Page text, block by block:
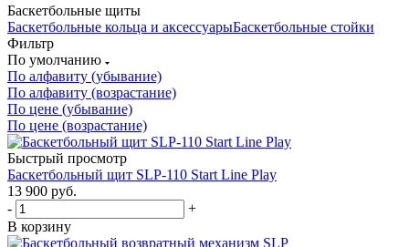
Баскетбольные щиты
Баскетбольные кольца и аксессуарыБаскетбольные стойки
Фильтр
По умолчанию
По алфавиту (убывание)
По алфавиту (возрастание)
По цене (убывание)
По цене (возрастание)
Быстрый просмотр
Баскетбольный щит SLP-110 Start Line Play
13 900 руб.
-
+
В корзину